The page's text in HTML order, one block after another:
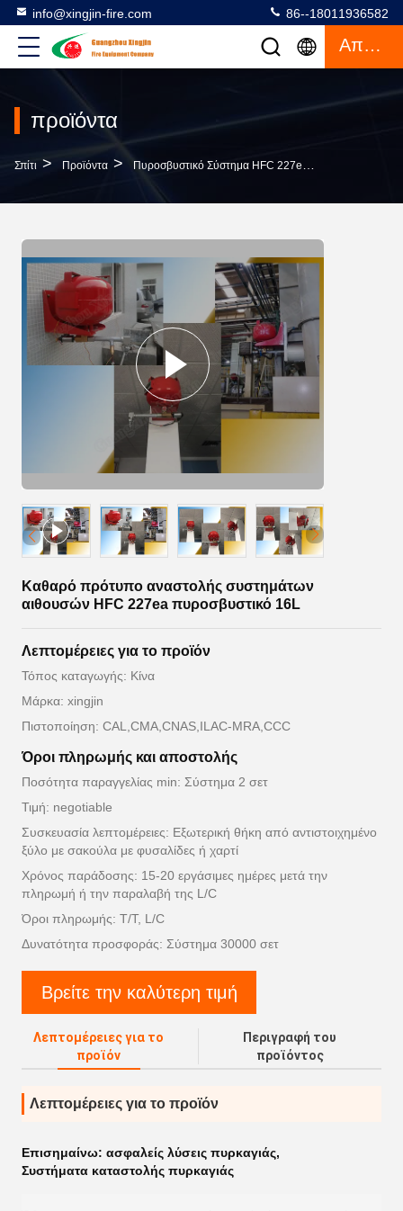
info@xingjin-fire.com 86--18011936582
Απόσπασμα
προϊόντα
Σπίτι > Προϊόντα > Πυροσβυστικό Σύστημα HFC 227ea
Καθαρό πρότυπο αναστολής συστημάτων
αιθουσών HFC 227ea πυροσβυστικό 16L
Λεπτομέρειες για το προϊόν
Τόπος καταγωγής: Κίνα
Μάρκα: xingjin
Πιστοποίηση: CAL,CMA,CNAS,ILAC-MRA,CCC
Όροι πληρωμής και αποστολής
Ποσότητα παραγγελίας min: Σύστημα 2 σετ
Τιμή: negotiable
Συσκευασία λεπτομέρειες: Εξωτερική θήκη από αντιστοιχημένο
ξύλο με σακούλα με φυσαλίδες ή χαρτί
Χρόνος παράδοσης: 15-20 εργάσιμες ημέρες μετά την
πληρωμή ή την παραλαβή της L/C
Όροι πληρωμής: T/T, L/C
Δυνατότητα προσφοράς: Σύστημα 30000 σετ
Βρείτε την καλύτερη τιμή
Λεπτομέρειες για το
προϊόν
Περιγραφή του
προϊόντος
Λεπτομέρειες για το προϊόν
Επισημαίνω: ασφαλείς λύσεις πυρκαγιάς,
Συστήματα καταστολής πυρκαγιάς